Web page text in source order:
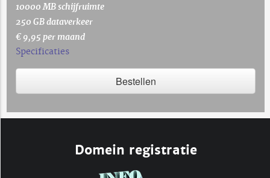
10000 MB schijfruimte
250 GB dataverkeer
€ 9,95 per maand
Specificaties
Bestellen
Domein registratie